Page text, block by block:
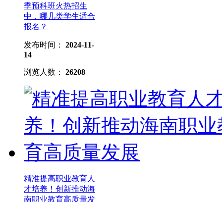
季预科班火热招生
中，哪几类学生适合
报名？
发布时间： 2024-11-
14
浏览人数： 26208
精准提高职业教育人
才培养！创新推动海
南职业教育高质量发